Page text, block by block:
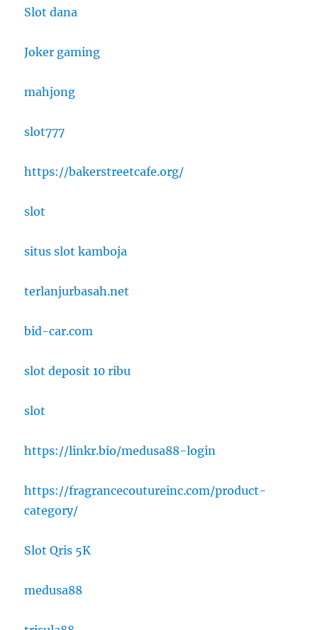
Slot dana
Joker gaming
mahjong
slot777
https://bakerstreetcafe.org/
slot
situs slot kamboja
terlanjurbasah.net
bid-car.com
slot deposit 10 ribu
slot
https://linkr.bio/medusa88-login
https://fragrancecoutureinc.com/product-
category/
Slot Qris 5K
medusa88